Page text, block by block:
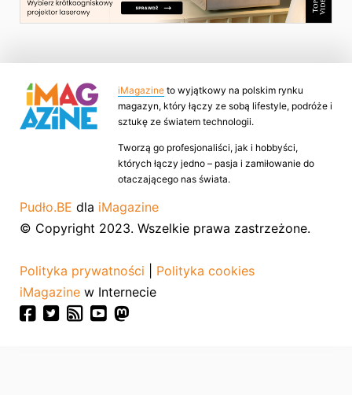
iMagazine to wyjątkowy na polskim rynku
magazyn, który łączy ze sobą lifestyle, podróże i
sztukę ze światem technologii.
Tworzą go profesjonaliści, jak i hobbyści,
których łączy jedno – pasja i zamiłowanie do
otaczającego nas świata.
Pudło.BE dla iMagazine
© Copyright 2023. Wszelkie prawa zastrzeżone.
Polityka prywatności
Polityka cookies
iMagazine w Internecie